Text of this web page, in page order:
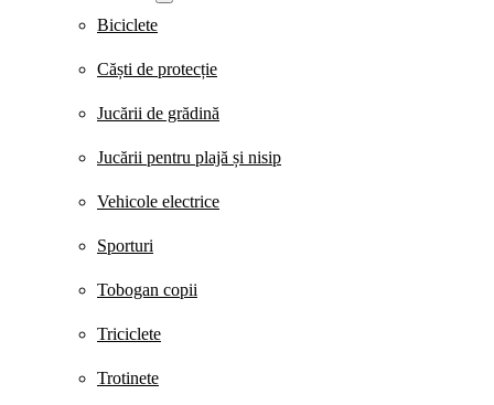
Biciclete
Căști de protecție
Jucării de grădină
Jucării pentru plajă și nisip
Vehicole electrice
Sporturi
Tobogan copii
Triciclete
Trotinete